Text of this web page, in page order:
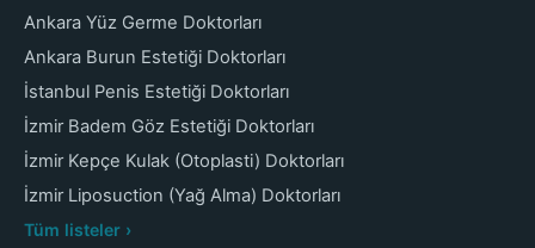
Ankara Yüz Germe Doktorları
Ankara Burun Estetiği Doktorları
İstanbul Penis Estetiği Doktorları
İzmir Badem Göz Estetiği Doktorları
İzmir Kepçe Kulak (Otoplasti) Doktorları
İzmir Liposuction (Yağ Alma) Doktorları
Tüm listeler ›